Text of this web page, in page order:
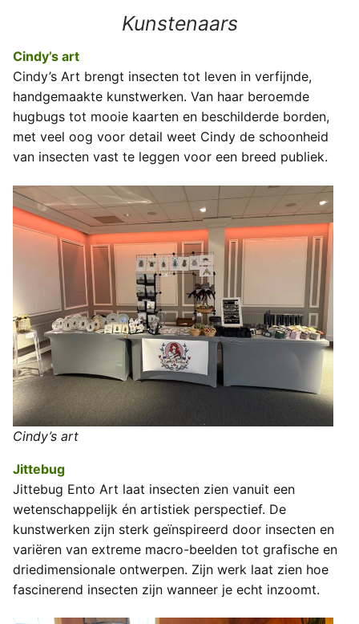
Kunstenaars
Cindy’s art
Cindy’s Art brengt insecten tot leven in verfijnde,
handgemaakte kunstwerken. Van haar beroemde
hugbugs tot mooie kaarten en beschilderde borden,
met veel oog voor detail weet Cindy de schoonheid
van insecten vast te leggen voor een breed publiek.
Cindy’s art
Jittebug
Jittebug Ento Art laat insecten zien vanuit een
wetenschappelijk én artistiek perspectief. De
kunstwerken zijn sterk geïnspireerd door insecten en
variëren van extreme macro-beelden tot grafische en
driedimensionale ontwerpen. Zijn werk laat zien hoe
fascinerend insecten zijn wanneer je echt inzoomt.